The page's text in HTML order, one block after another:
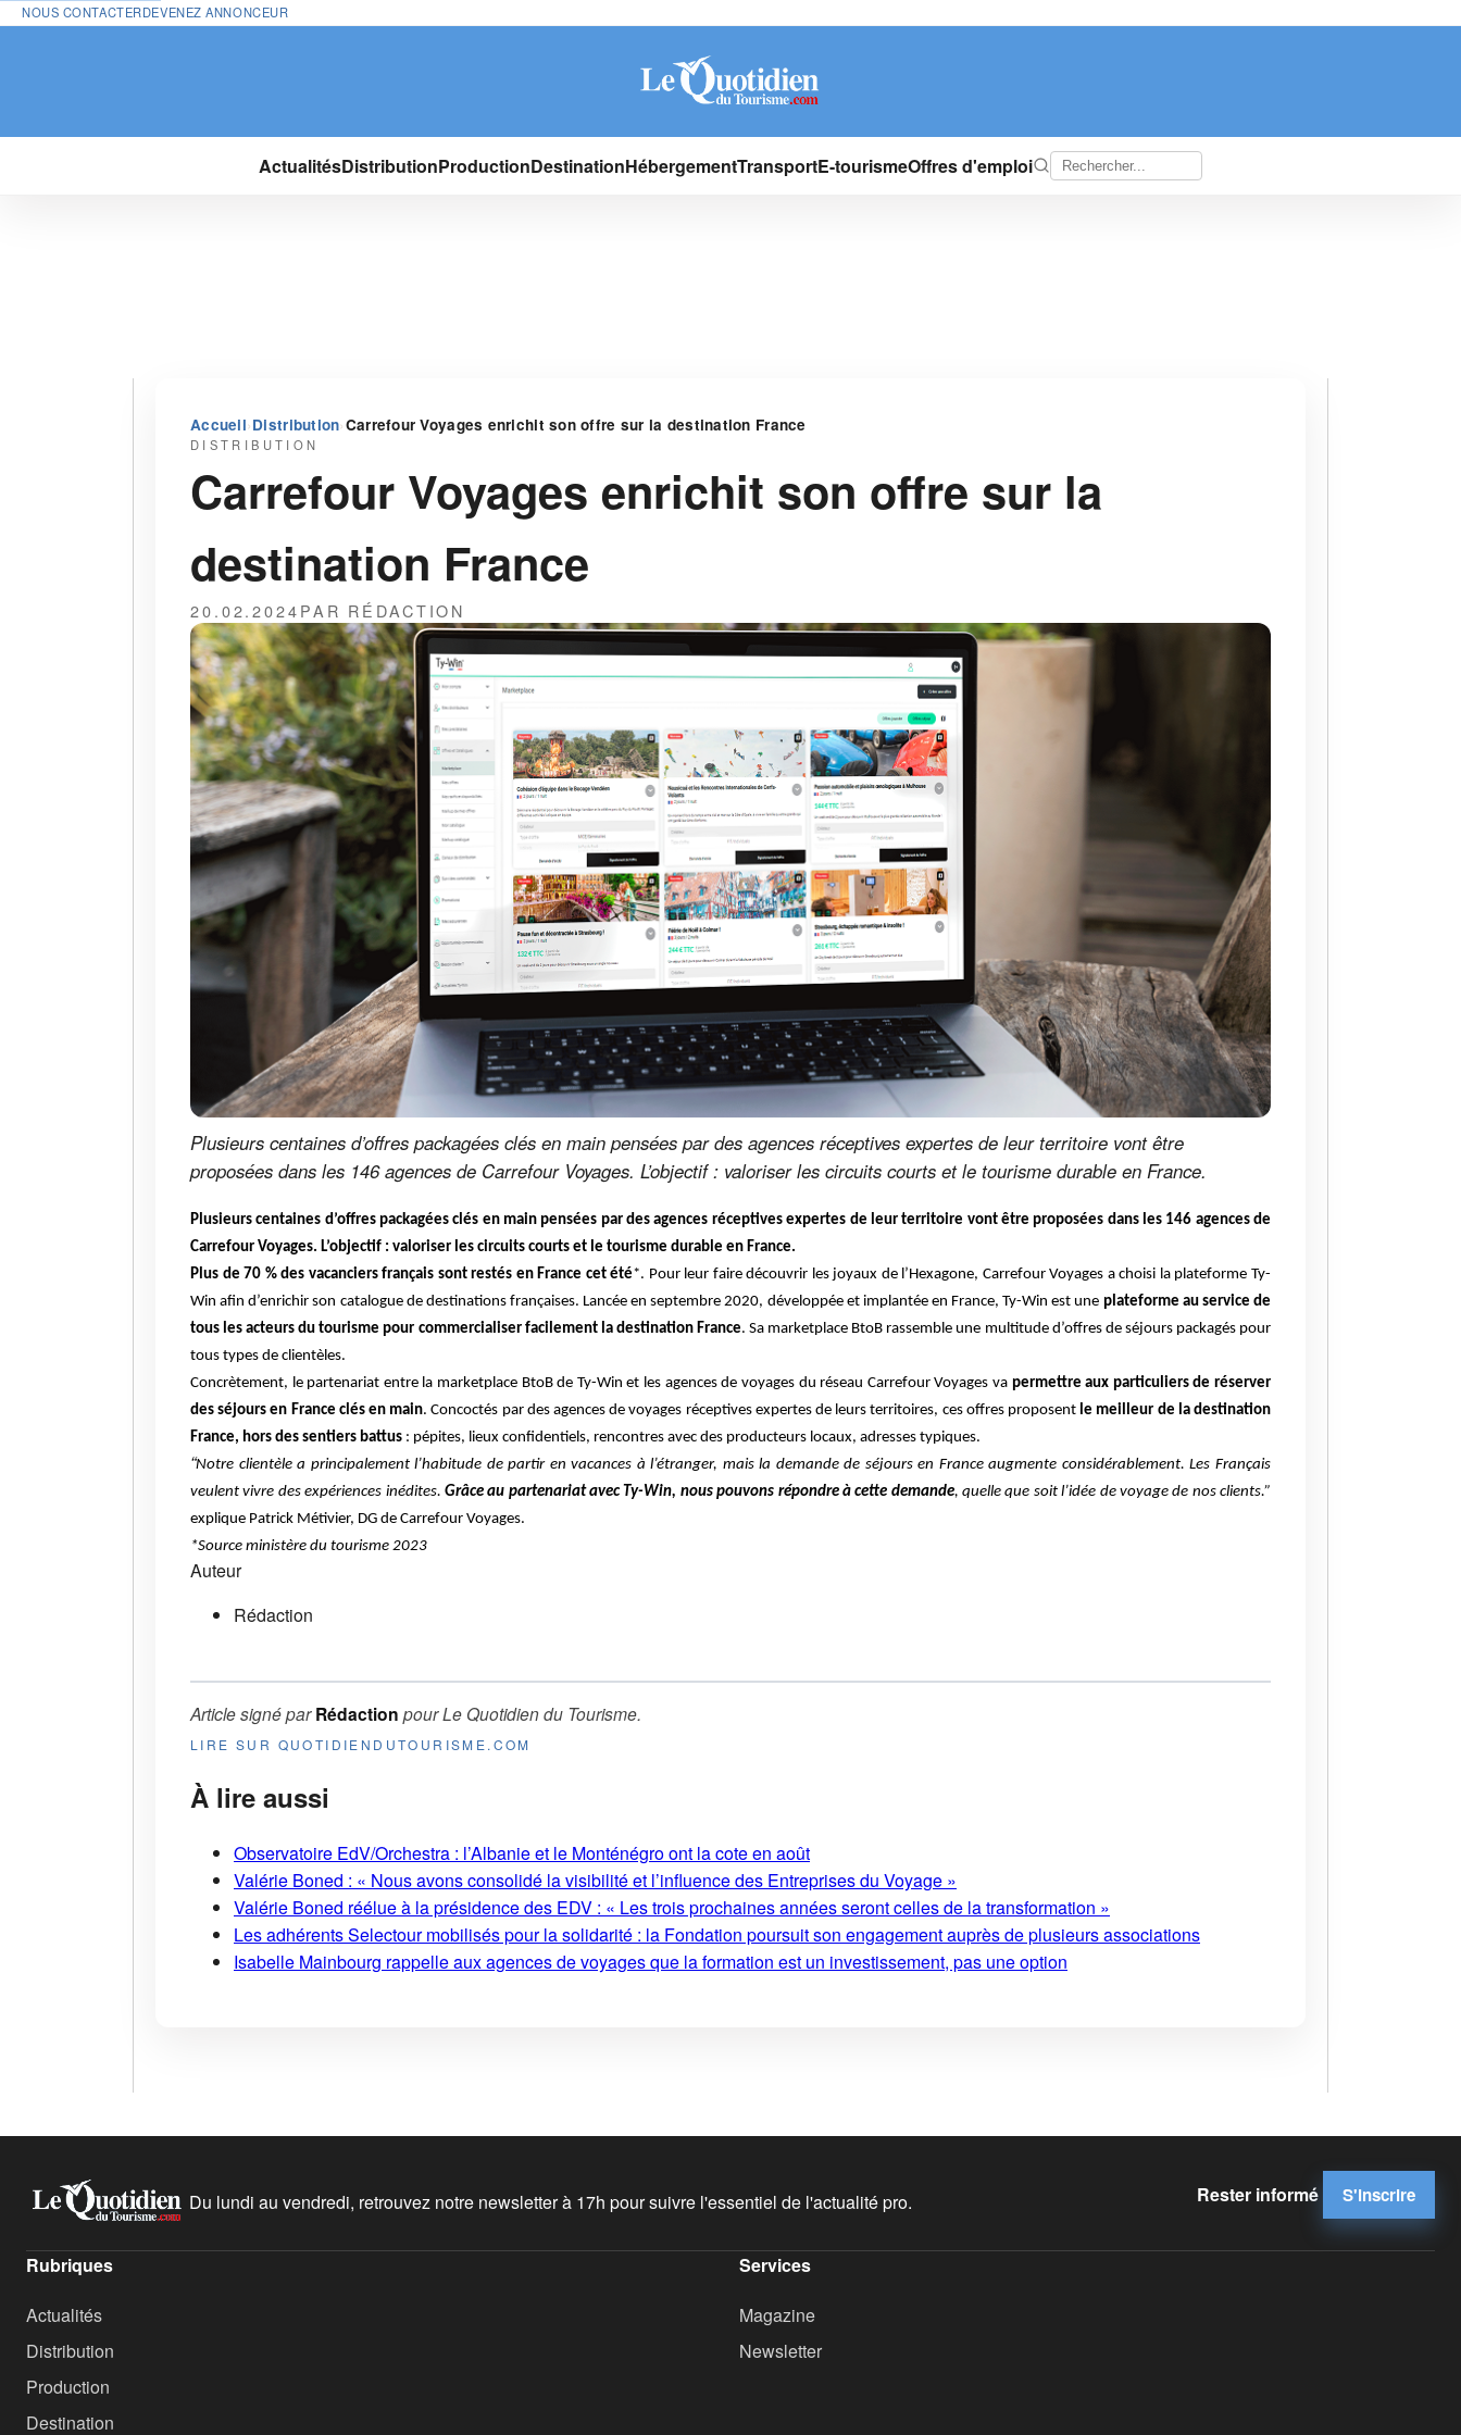
NOUS CONTACTERDEVENEZ ANNONCEUR
ActualitésDistributionProductionDestinationHébergementTransportE-tourismeOffres d'emploi
Accueil›Distribution›Carrefour Voyages enrichit son offre sur la destination France
DISTRIBUTION
Carrefour Voyages enrichit son offre sur la
destination France
20.02.2024PAR RÉDACTION
Plusieurs centaines d’offres packagées clés en main pensées par des agences réceptives expertes de leur territoire vont être
proposées dans les 146 agences de Carrefour Voyages. L’objectif : valoriser les circuits courts et le tourisme durable en France.
Plusieurs centaines d’offres packagées clés en main pensées par des agences réceptives expertes de leur territoire vont être proposées dans les 146 agences de
Carrefour Voyages. L’objectif : valoriser les circuits courts et le tourisme durable en France.
Plus de 70 % des vacanciers français sont restés en France cet été*. Pour leur faire découvrir les joyaux de l’Hexagone, Carrefour Voyages a choisi la plateforme Ty-
Win afin d’enrichir son catalogue de destinations françaises. Lancée en septembre 2020, développée et implantée en France, Ty-Win est une plateforme au service de
tous les acteurs du tourisme pour commercialiser facilement la destination France. Sa marketplace BtoB rassemble une multitude d’offres de séjours packagés pour
tous types de clientèles.
Concrètement, le partenariat entre la marketplace BtoB de Ty-Win et les agences de voyages du réseau Carrefour Voyages va permettre aux particuliers de réserver
des séjours en France clés en main. Concoctés par des agences de voyages réceptives expertes de leurs territoires, ces offres proposent le meilleur de la destination
France, hors des sentiers battus : pépites, lieux confidentiels, rencontres avec des producteurs locaux, adresses typiques.
“Notre clientèle a principalement l’habitude de partir en vacances à l’étranger, mais la demande de séjours en France augmente considérablement. Les Français
veulent vivre des expériences inédites. Grâce au partenariat avec Ty-Win, nous pouvons répondre à cette demande, quelle que soit l’idée de voyage de nos clients.”
explique Patrick Métivier, DG de Carrefour Voyages.
*Source ministère du tourisme 2023
Auteur
Rédaction
Article signé parRédaction pourLe Quotidien du Tourisme.
LIRE SUR QUOTIDIENDUTOURISME.COM
À lire aussi
Observatoire EdV/Orchestra : l’Albanie et le Monténégro ont la cote en août
Valérie Boned : « Nous avons consolidé la visibilité et l’influence des Entreprises du Voyage »
Valérie Boned réélue à la présidence des EDV : « Les trois prochaines années seront celles de la transformation »
Les adhérents Selectour mobilisés pour la solidarité : la Fondation poursuit son engagement auprès de plusieurs associations
Isabelle Mainbourg rappelle aux agences de voyages que la formation est un investissement, pas une option
Du lundi au vendredi, retrouvez notre newsletter à 17h pour suivre l'essentiel de l'actualité pro. Rester informé S'inscrire
Rubriques
Actualités
Distribution
Production
Destination
Services
Magazine
Newsletter